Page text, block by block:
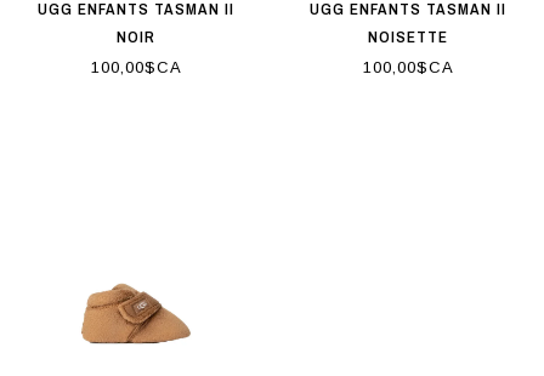
UGG ENFANTS TASMAN II
NOIR
100,00$CA
UGG ENFANTS TASMAN II
NOISETTE
100,00$CA